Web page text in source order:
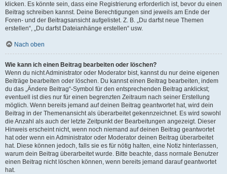
klicken. Es könnte sein, dass eine Registrierung erforderlich ist, bevor du einen
Beitrag schreiben kannst. Deine Berechtigungen sind jeweils am Ende der
Foren- und der Beitragsansicht aufgelistet. Z. B. „Du darfst neue Themen
erstellen“, „Du darfst Dateianhänge erstellen“ usw.
Nach oben
Wie kann ich einen Beitrag bearbeiten oder löschen?
Wenn du nicht Administrator oder Moderator bist, kannst du nur deine eigenen
Beiträge bearbeiten oder löschen. Du kannst einen Beitrag bearbeiten, indem
du das „Ändere Beitrag“-Symbol für den entsprechenden Beitrag anklickst;
eventuell ist dies nur für einen begrenzten Zeitraum nach seiner Erstellung
möglich. Wenn bereits jemand auf deinen Beitrag geantwortet hat, wird dein
Beitrag in der Themenansicht als überarbeitet gekennzeichnet. Es wird sowohl
die Anzahl als auch der letzte Zeitpunkt der Bearbeitungen angezeigt. Dieser
Hinweis erscheint nicht, wenn noch niemand auf deinen Beitrag geantwortet
hat oder wenn ein Administrator oder Moderator deinen Beitrag überarbeitet
hat. Diese können jedoch, falls sie es für nötig halten, eine Notiz hinterlassen,
warum dein Beitrag überarbeitet wurde. Bitte beachte, dass normale Benutzer
einen Beitrag nicht löschen können, wenn bereits jemand darauf geantwortet
hat.